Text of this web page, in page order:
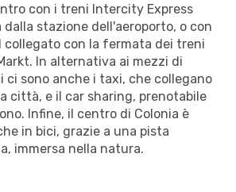
con i treni Intercity Express
dalla stazione dell'aeroporto, o con
collegato con la fermata dei treni
In alternativa ai mezzi di
ci sono anche i taxi, che collegano
città, e il car sharing, prenotabile
Infine, il centro di Colonia è
in bici, grazie a una pista
immersa nella natura.